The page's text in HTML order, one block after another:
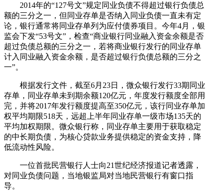
2014年的“127号文”规定同业负债不得超过银行负债总
额的三分之一，但同业存单是否纳入同业负债一直未有定
论，银行通常将同业存单列为应付债券项目。今年4月，银
监会下发“53号文”，检查“商业银行同业融入资金余额是否
超过负债总额的三分之一，若将商业银行发行的同业存单
计入同业融入资金余额，是否超过银行负债总额的三分之
一”。
根据发行文件，截至6月23日，微众银行发行33期同业
存单，同业存单未到期余额120亿元，年度发行额度全部用
完，并将2017年发行额度提高至350亿元，该行同业存单加
权平均期限518天，远超上半年同业存单一级市场135天的
平均加权期限。微众银行称，同业存单主要用于获取稳定
的中长期负债，为核心贷款业务提供稳定的资金支持，降
低流动性风险。
一位首批民营银行人士向21世纪经济报道记者透露，
对同业负债问题，当地银监局对当地民营银行有窗口指
导。